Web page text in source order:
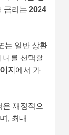
금리는 2024
는 일반 상환
나를 선택할
지 에서 가
은 재정적으
, 최대